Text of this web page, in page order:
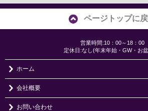
ページトップに
営業時間:10：00～18：00
定休日:なし(年末年始・GW・お
ホーム
会社概要
お問い合わせ